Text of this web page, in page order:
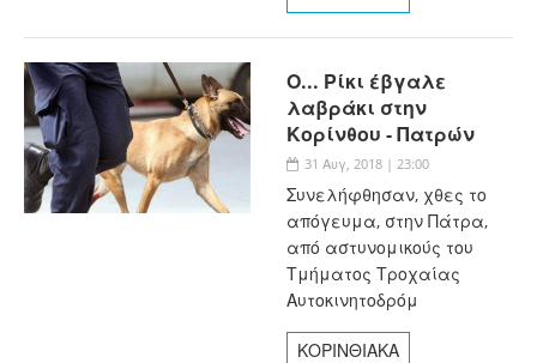
Ο... Ρίκι έβγαλε
λαβράκι στην
Κορίνθου - Πατρών
31 Αυγ, 2018 | 23:00
Συνελήφθησαν, χθες το
απόγευμα, στην Πάτρα,
από αστυνομικούς του
Τμήματος Τροχαίας
Αυτοκινητοδρόμ
ΚΟΡΙΝΘΙΑΚΑ